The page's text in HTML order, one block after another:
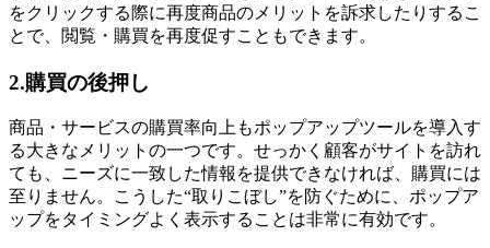
をクリックする際に再度商品のメリットを訴求したりするこ
とで、閲覧・購買を再度促すこともできます。
2.購買の後押し
商品・サービスの購買率向上もポップアップツールを導入す
る大きなメリットの一つです。せっかく顧客がサイトを訪れ
ても、ニーズに一致した情報を提供できなければ、購買には
至りません。こうした“取りこぼし”を防ぐために、ポップア
ップをタイミングよく表示することは非常に有効です。